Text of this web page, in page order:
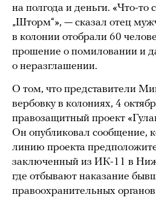
на полгода и деньги. «Что-то
„Шторм“», — сказал отец
в колонии отобрали 60
прошение о помиловании и
о неразглашении.
О том, что представители
вербовку в колониях, 4
правозащитный проект
Он опубликовал сообщение,
линию проекта
заключенный из ИК-11 в
где отбывают наказание
правоохранительных